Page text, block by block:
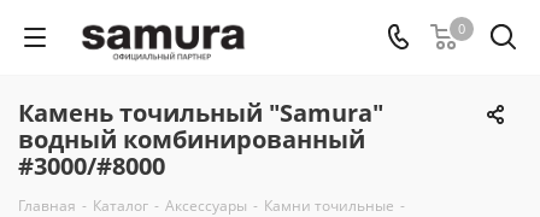
0
Камень точильный "Samura"
водный комбинированный
#3000/#8000
Главная - Каталог - Аксессуары - Камни точильные -